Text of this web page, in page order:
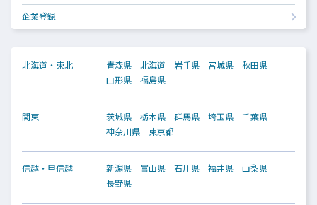
企業登録
北海道・東北 青森県 北海道 岩手県 宮城県
秋田県
山形県
福島県
関東 茨城県 栃木県 群馬県 埼玉県
千葉県
神奈川県
東京都
信越・甲信越 新潟県 富山県 石川県 福井県
山梨県
長野県